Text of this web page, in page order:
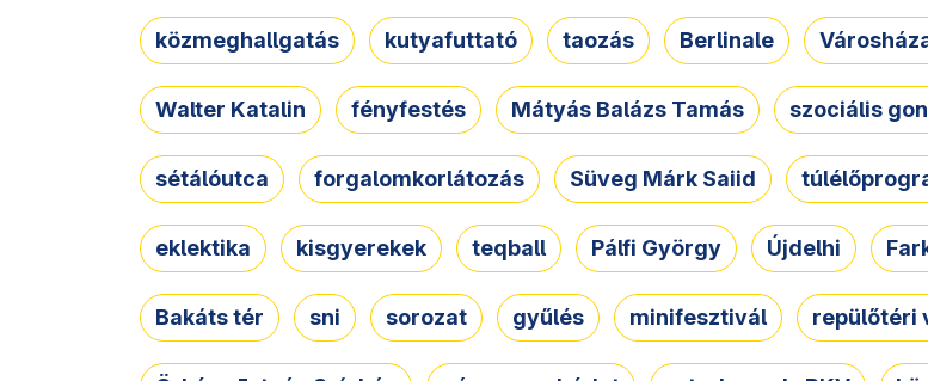
közmeghallgatás kutyafuttató taozás Berlinale
Walter Katalin fényfestés Mátyás Balázs Tamás szociális
sétálóutca forgalomkorlátozás Süveg Márk Saiid
eklektika kisgyerekek teqball Pálfi György Újdelhi
Bakáts tér sni sorozat gyűlés minifesztivál repülőtéri